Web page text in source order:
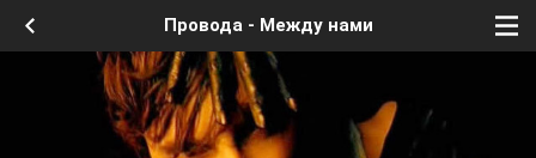
Провода - Между нами